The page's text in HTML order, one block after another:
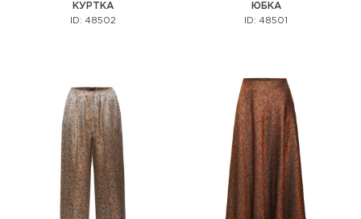
КУРТКА
ID: 48502
ЮБКА
ID: 48501